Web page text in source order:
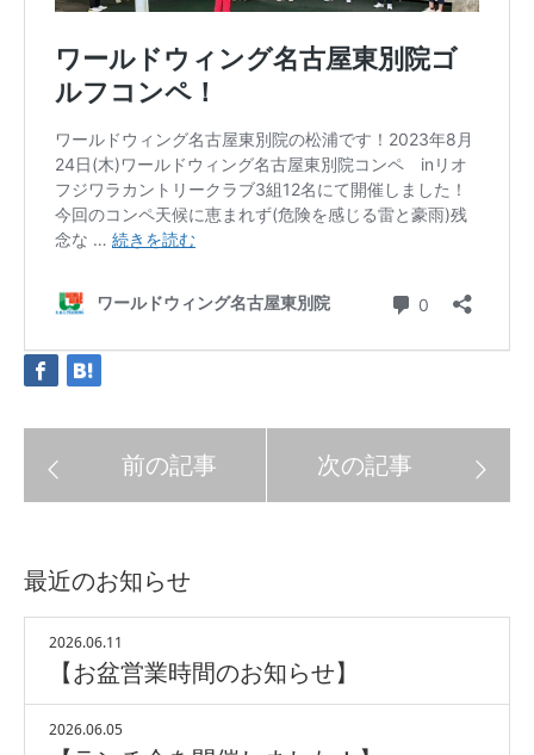
最近のお知らせ
2026.06.11
【お盆営業時間のお知らせ】
2026.06.05